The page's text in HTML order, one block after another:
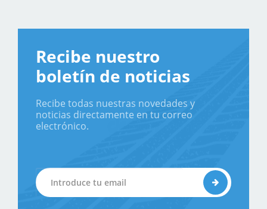
Recibe nuestro
boletín de noticias
Recibe todas nuestras novedades y
noticias directamente en tu correo
electrónico.